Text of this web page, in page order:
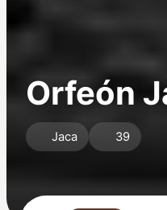
Orfeón
Jaca 39